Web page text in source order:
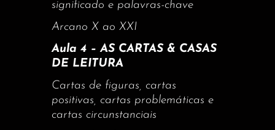
significado e palavras-chave
Arcano X ao XXI
Aula 4 – AS CARTAS & CASAS
DE LEITURA
Cartas de figuras, cartas
positivas, cartas problemáticas e
cartas circunstanciais